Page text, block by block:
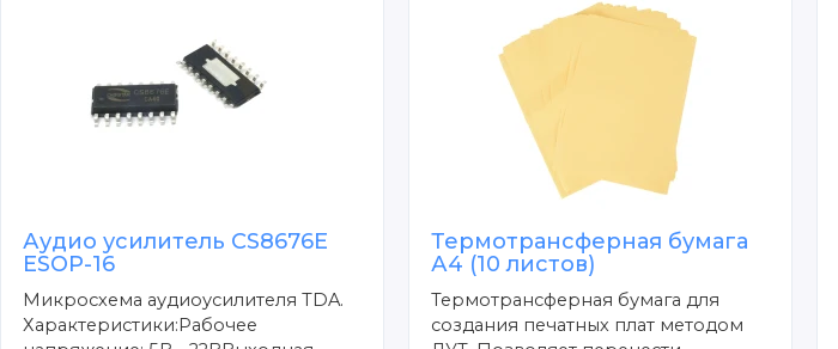
Аудио усилитель CS8676E
ESOP-16
Микросхема аудиоусилителя TDA.
Характеристики:Рабочее
Термотрансферная бумага
А4 (10 листов)
Термотрансферная бумага для
создания печатных плат методом